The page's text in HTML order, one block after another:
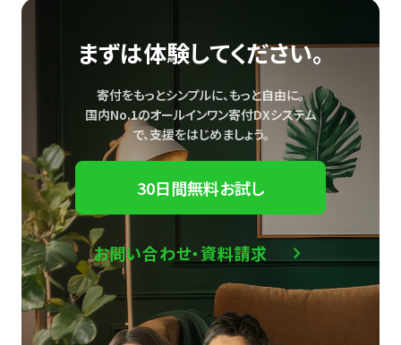
まずは体験してください。
寄付をもっとシンプルに、もっと自由に。
国内No.1のオールインワン寄付DXシステム
で、支援をはじめましょう。
30日間無料お試し
お問い合わせ・資料請求